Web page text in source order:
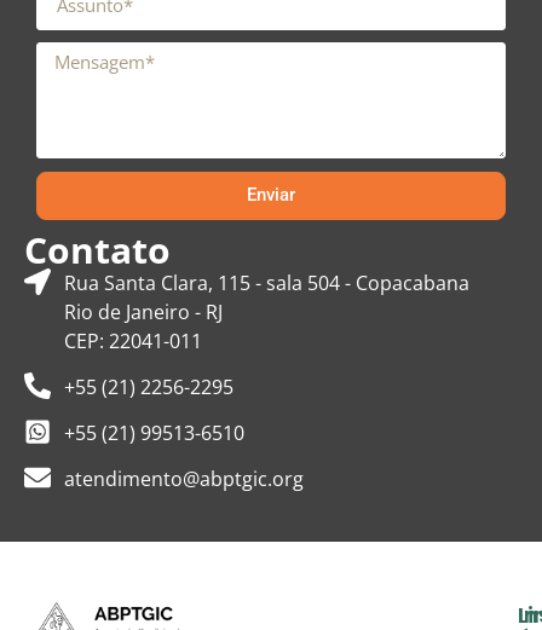
Enviar
Contato
Rua Santa Clara, 115 - sala 504 - Copacabana
Rio de Janeiro - RJ
CEP: 22041-011
+55 (21) 2256-2295
+55 (21) 99513-6510
atendimento@abptgic.org